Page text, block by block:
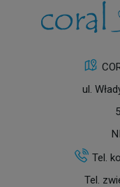
ul.
Tel.
Tel.